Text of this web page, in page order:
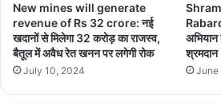
New mines will generate
revenue of Rs 32 crore: नई
खदानों से मिलेगा 32 करोड़ का राजस्व,
बैतूल में अवैध रेत खनन पर लगेगी रोक
July 10, 2024
अभियान
श्रमदान
June